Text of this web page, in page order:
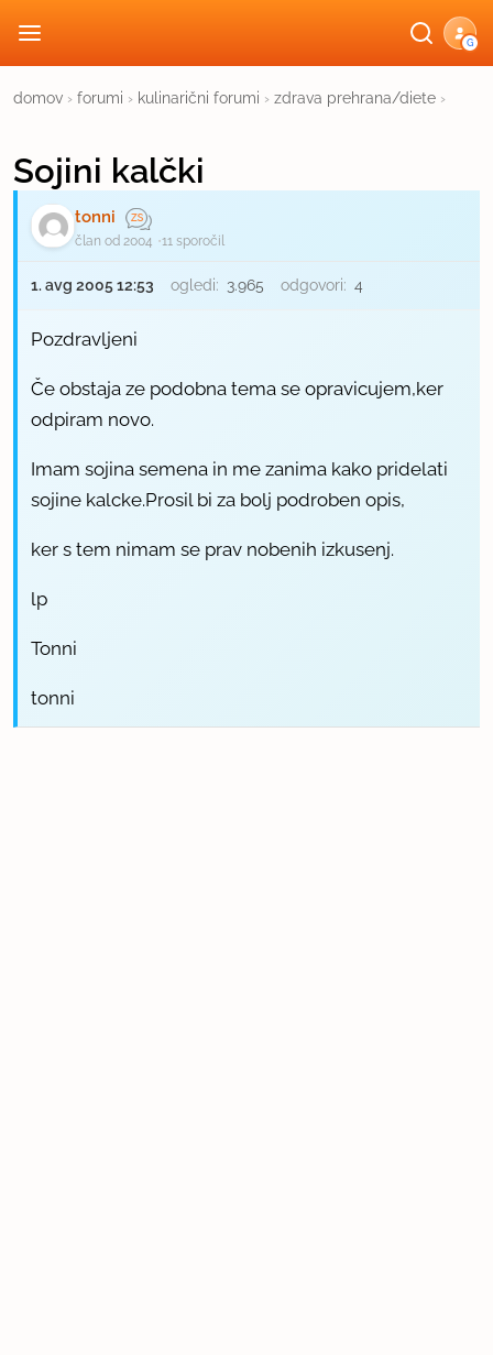
G
domov › forumi › kulinarični forumi › zdrava prehrana/diete ›
Sojini kalčki
tonni
član od 2004 11 sporočil
1. avg 2005 12:53 ogledi: 3.965 odgovori: 4
Pozdravljeni
Če obstaja ze podobna tema se opravicujem,ker
odpiram novo.
Imam sojina semena in me zanima kako pridelati
sojine kalcke.Prosil bi za bolj podroben opis,
ker s tem nimam se prav nobenih izkusenj.
lp
Tonni
tonni